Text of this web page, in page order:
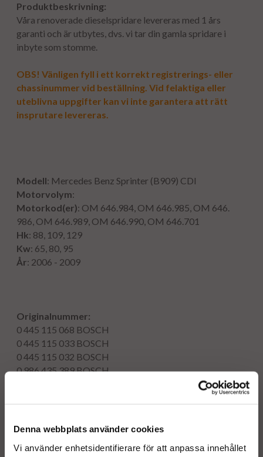
Denna webbplats använder cookies
Vi använder enhetsidentifierare för att anpassa innehållet
Produktbeskrivning:
Våra renoverade dieselspridare levereras med 1 års
garanti och är utbytes, dvs. vi tar din gamla spridare i
inbyte som stomme.
OBS! Vänligen fyll i ett korrekt registrerings- eller
chassinummer vid beställning. Vid felaktiga eller
uteblivna uppgifter kan vi inte garantera att rätt
insprutare levereras.
Modell: Mercedes Benz Sprinter (B909) CDI
Motorvolym:
Motorkod(er): OM 646.984, OM 646.985, OM 646.
986, OM 646.989, OM 646.990, OM 646.701
Hk: 88, 109, 129
Kw: 65, 80, 95
År: 2006 - 2009
Originalnummer:
0 445 115 068 BOSCH
0 445 115 033 BOSCH
0 445 115 032 BOSCH
0 986 435 389BOSCH
0 445 115 069 BOSCH
0445115033BOSCH